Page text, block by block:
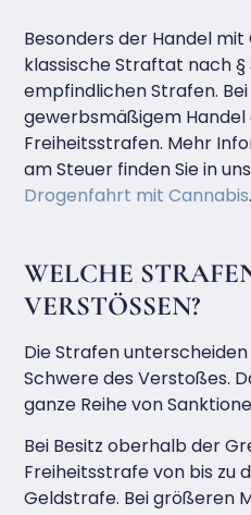
Besonders der Handel
klassische Straftat nach §
empfindlichen Strafen.
gewerbsmäßigem
Freiheitsstrafen. Mehr
am Steuer finden Sie in
Drogenfahrt mit Cannabis.
WELCHE
VERSTÖSSEN?
Die Strafen
Schwere des Verstoßes.
ganze Reihe von
Bei Besitz oberhalb der
Freiheitsstrafe von bis zu
Geldstrafe. Bei größeren